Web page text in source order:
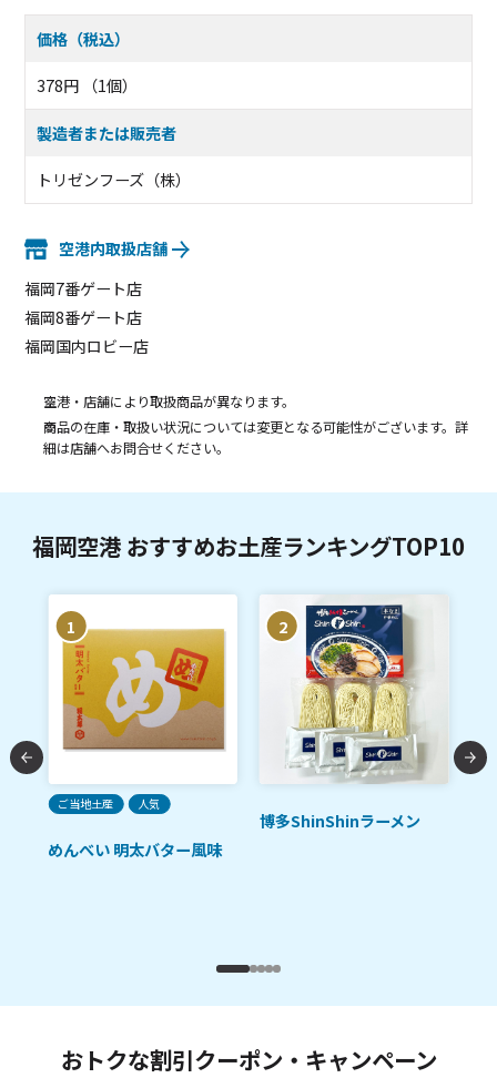
価格（税込）
378円 （1個）
製造者または販売者
トリゼンフーズ（株）
空港内取扱店舗
福岡7番ゲート店
福岡8番ゲート店
福岡国内ロビー店
空港・店舗により取扱商品が異なります。
商品の在庫・取扱い状況については変更となる可能性がございます。詳
細は店舗へお問合せください。
福岡空港 おすすめお土産ランキングTOP10
1
ご当地土産 人気
めんべい 明太バター風味
2
博多ShinShinラーメン
おトクな割引クーポン・キャンペーン